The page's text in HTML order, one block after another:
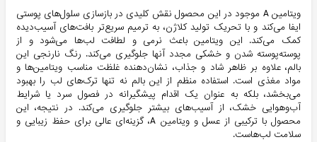
ویتامین A موجود در این محصول نقش کلیدی در بازسازی سلول‌های پوستی
ایفا می‌کند و با تحریک تولید کلاژن، به ترمیم سریع‌تر بافت‌های آسیب‌دیده
کمک می‌کند. این ویتامین باعث نرمی و لطافت لب‌ها می‌شود و از
پوسته‌پوسته شدن و خشکی مجدد آنها جلوگیری می‌کند. رنگ نارنجی این
بالم، علاوه بر ظاهر شاد و جذاب، نشان‌دهنده غلظت مناسب ویتامین‌ها و
مواد مغذی است. استفاده منظم از این بالم نه تنها ترک‌های لب را بهبود
می‌بخشد، بلکه به عنوان یک اقدام پیشگیرانه در فصول سرد یا شرایط
آب‌وهوایی خشک، از آسیب‌های بیشتر جلوگیری می‌کند. در نتیجه، این
محصول با ترکیبی از عسل و ویتامین A، گزینه‌ای عالی برای حفظ زیبایی و
سلامت لب‌هاست.